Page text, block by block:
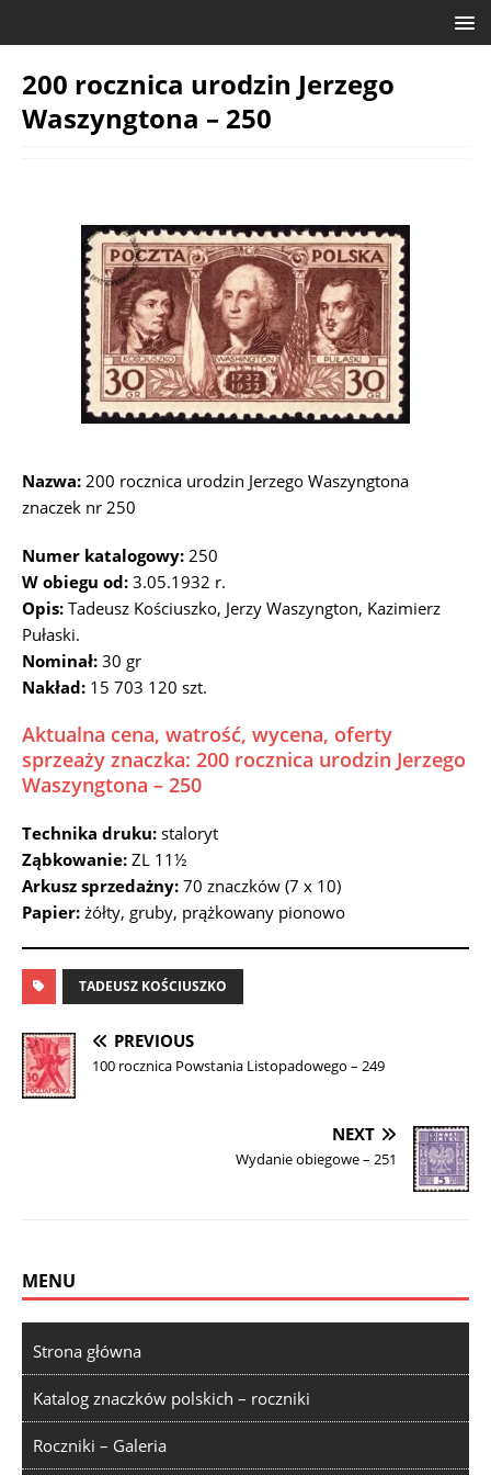
200 rocznica urodzin Jerzego
Waszyngtona – 250
Nazwa: 200 rocznica urodzin Jerzego Waszyngtona
znaczek nr 250
Numer katalogowy: 250
W obiegu od: 3.05.1932 r.
Opis: Tadeusz Kościuszko, Jerzy Waszyngton, Kazimierz
Pułaski.
Nominał: 30 gr
Nakład: 15 703 120 szt.
Aktualna cena, watrość, wycena, oferty
sprzeaży znaczka: 200 rocznica urodzin Jerzego
Waszyngtona – 250
Technika druku: staloryt
Ząbkowanie: ZL 11½
Arkusz sprzedażny: 70 znaczków (7 x 10)
Papier: żółty, gruby, prążkowany pionowo
TADEUSZ KOŚCIUSZKO
PREVIOUS
100 rocznica Powstania Listopadowego – 249
NEXT
Wydanie obiegowe – 251
MENU
Strona główna
Katalog znaczków polskich – roczniki
Roczniki – Galeria